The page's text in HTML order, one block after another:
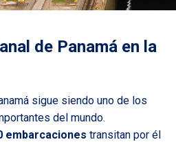
de Panamá en la
sigue siendo uno de los
del mundo.
embarcaciones transitan por él